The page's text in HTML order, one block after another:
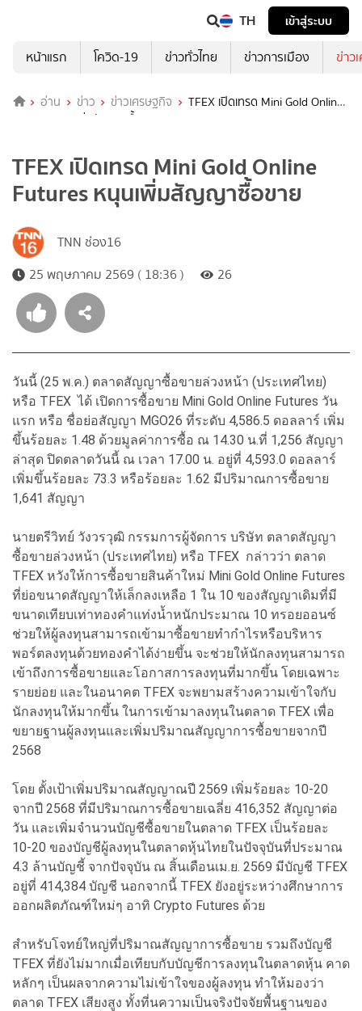
TH
เข้าสู่ระบบ
หน้าแรก
โควิด-19 ข่าวทั่วไทย ข่าวการเมือง ข่าว
อ่าน ข่าว ข่าวเศรษฐกิจ
TFEX เปิดเทรด Mini Gold Online
Futures หนุนเพิ่มสัญญาซื้อขาย
TFEX เปิดเทรด Mini Gold Online
Futures หนุนเพิ่มสัญญาซื้อขาย
TNN ช่อง16
25 พฤษภาคม 2569 ( 18:36 )
26
วันนี้ (25 พ.ค.) ตลาดสัญญาซื้อขายล่วงหน้า (ประเทศไทย)
หรือ TFEX ได้ เปิดการซื้อขาย Mini Gold Online Futures วัน
แรก หรือ ชื่อย่อสัญญา MGO26 ที่ระดับ 4,586.5 ดอลลาร์ เพิ่ม
ขึ้นร้อยละ 1.48 ด้วยมูลค่าการซื้อ ณ 14.30 น.ที่ 1,256 สัญญา
ล่าสุด ปิดตลาดวันนี้ ณ เวลา 17.00 น. อยู่ที่ 4,593.0 ดอลลาร์
เพิ่มขึ้นร้อยละ 73.3 หรือร้อยละ 1.62 มีปริมาณการซื้อขาย
1,641 สัญญา
นายตรีวิทย์ วังวรวุฒิ กรรมการผู้จัดการ บริษัท ตลาดสัญญา
ซื้อขายล่วงหน้า (ประเทศไทย) หรือ TFEX กล่าวว่า ตลาด
TFEX หวังให้การซื้อขายสินค้าใหม่ Mini Gold Online Futures
ที่ย่อขนาดสัญญาให้เล็กลงเหลือ 1 ใน 10 ของสัญญาเดิมที่มี
ขนาดเทียบเท่าทองคำแท่งน้ำหนักประมาณ 10 ทรอยออนซ์
ช่วยให้ผู้ลงทุนสามารถเข้ามาซื้อขายทำกำไรหรือบริหาร
พอร์ตลงทุนด้วยทองคำได้ง่ายขึ้น จะช่วยให้นักลงทุนสามารถ
เข้าถึงการซื้อขายและโอกาสการลงทุนที่มากขึ้น โดยเฉพาะ
รายย่อย และในอนาคต TFEX จะพยามสร้างความเข้าใจกับ
นักลงทุนให้มากขึ้น ในการเข้ามาลงทุนในตลาด TFEX เพื่อ
ขยายฐานผู้ลงทุนและเพิ่มปริมาณสัญญาการซื้อขายจากปี
2568
โดย ตั้งเป้าเพิ่มปริมาณสัญญาณปี 2569 เพิ่มร้อยละ 10-20
จากปี 2568 ที่มีปริมาณการซื้อขายเฉลี่ย 416,352 สัญญาต่อ
วัน และเพิ่มจำนวนบัญชีซื้อขายในตลาด TFEX เป็นร้อยละ
10-20 ของบัญชีผู้ลงทุนในตลาดหุ้นไทยในปัจจุบันที่ประมาณ
4.3 ล้านบัญชี้ จากปัจจุบัน ณ สิ้นเดือนเม.ย. 2569 มีบัญชี TFEX
อยู่ที่ 414,384 บัญชี นอกจากนี้ TFEX ยังอยู่ระหว่างศึกษาการ
ออกผลิตภัณฑ์ใหม่ๆ อาทิ Crypto Futures ด้วย
สำหรับโจทย์ใหญ่ที่ปริมาณสัญญาการซื้อขาย รวมถึงบัญชี
TFEX ที่ยังไม่มากเมื่อเทียบกับบัญชีการลงทุนในตลาดหุ้น คาด
หลักๆ เป็นผลจากความไม่เข้าใจของผู้ลงทุน ทำให้มองว่า
ตลาด TFEX เสียงสูง ทั้งที่นความเป็นจริงปัจจัยพื้นฐานของ